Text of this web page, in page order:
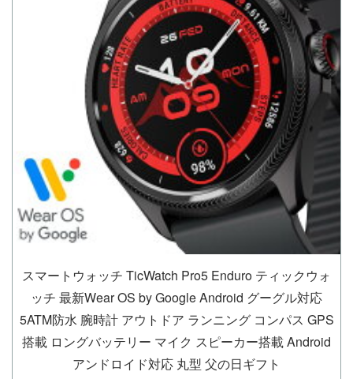
スマートウォッチ TicWatch Pro5 Enduro ティックウォ
ッチ 最新Wear OS by Google Android グーグル対応
5ATM防水 腕時計 アウトドア ランニング コンパス GPS
搭載 ロングバッテリー マイク スピーカー搭載 Android
アンドロイド対応 丸型 父の日ギフト